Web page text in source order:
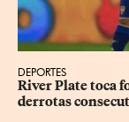
DEPORTES
River Plate toca
derrotas